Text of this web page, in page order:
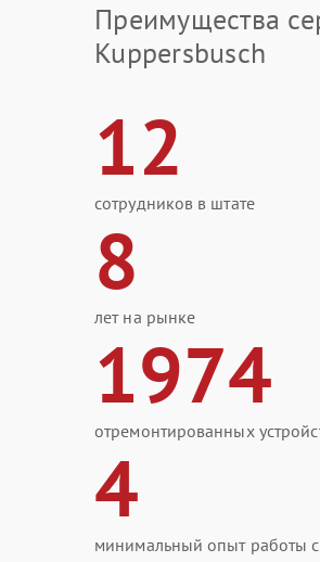
Преимущества
Kuppersbusch
12
сотрудников в штате
8
лет на рынке
1974
отремонтированных
4
минимальный опыт работы